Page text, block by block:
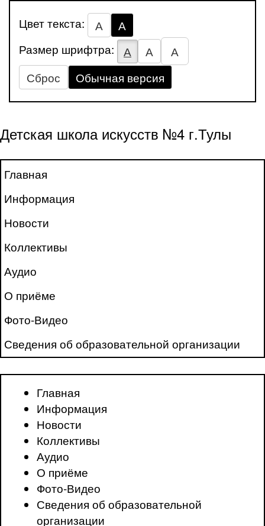
Цвет текста: А
А
Размер шрифтра:
А А
А
Сброс
Обычная версия
Детская школа искусств №4 г.Тулы
Главная
Информация
Новости
Коллективы
Аудио
О приёме
Фото-Видео
Сведения об образовательной организации
Главная
Информация
Новости
Коллективы
Аудио
О приёме
Фото-Видео
Сведения об образовательной
организации